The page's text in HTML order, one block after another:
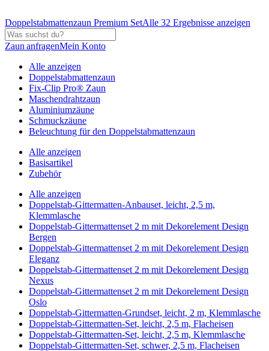
Doppelstabmattenzaun Premium SetAlle 32 Ergebnisse anzeigen
Zaun anfragenMein Konto
Alle anzeigen
Doppelstabmattenzaun
Fix-Clip Pro® Zaun
Maschendrahtzaun
Aluminiumzäune
Schmuckzäune
Beleuchtung für den Doppelstabmattenzaun
Alle anzeigen
Basisartikel
Zubehör
Alle anzeigen
Doppelstab-Gittermatten-Anbauset, leicht, 2,5 m,
Klemmlasche
Doppelstab-Gittermattenset 2 m mit Dekorelement Design
Bergen
Doppelstab-Gittermattenset 2 m mit Dekorelement Design
Eleganz
Doppelstab-Gittermattenset 2 m mit Dekorelement Design
Nexus
Doppelstab-Gittermattenset 2 m mit Dekorelement Design
Oslo
Doppelstab-Gittermatten-Grundset, leicht, 2 m, Klemmlasche
Doppelstab-Gittermatten-Set, leicht, 2,5 m, Flacheisen
Doppelstab-Gittermatten-Set, leicht, 2,5 m, Klemmlasche
Doppelstab-Gittermatten-Set, schwer, 2,5 m, Flacheisen